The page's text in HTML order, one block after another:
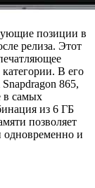
позиции в
релиза. Этот
В его
865,
в самых
из 6 ГБ
позволяет
одновременно и